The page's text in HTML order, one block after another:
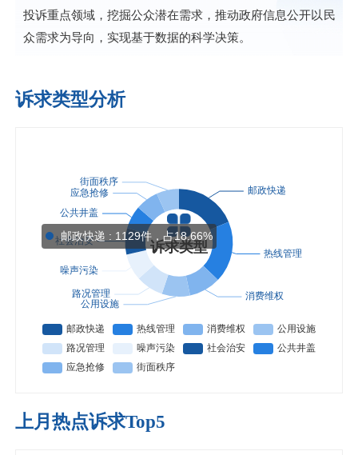
投诉重点领域，挖掘公众潜在需求，推动政府信息公开以民
众需求为导向，实现基于数据的科学决策。
诉求类型分析
邮政快递 : 1129件，占18.66%
上月热点诉求Top5